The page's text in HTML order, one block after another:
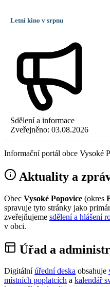
Letní kino v srpnu
Sdělení a informace
Zveřejněno: 03.08.2026
Informační portál obce Vysoké
Aktuality a
Obec Vysoké Popovice (okres
spravuje tyto stránky jako
zveřejňujeme sdělení a hlášení
v obci.
Úřad a
Digitální úřední deska obsahuje
místních poplatcích a kalendář